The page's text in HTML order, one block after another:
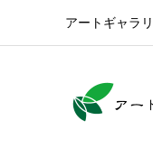
アートギャラ